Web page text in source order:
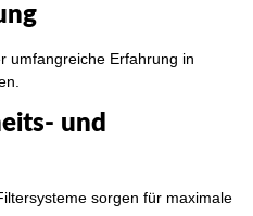
umfangreiche Erfahrung in
und
sorgen für maximale